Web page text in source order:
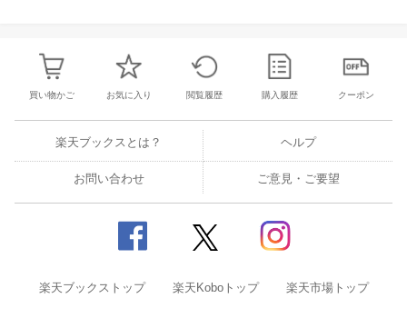
買い物かご お気に入り 閲覧履歴 購入履歴 クーポン
楽天ブックスとは？ ヘルプ
お問い合わせ ご意見・ご要望
楽天ブックストップ 楽天Koboトップ 楽天市場トップ